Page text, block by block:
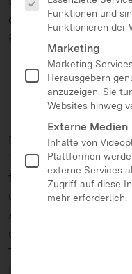
der
Pilotprojekt geprüft.
Die zielgerichtete
Trickfilmprojekt im
fächerbezogenen
und
Ausdrucksfähgikeit
unterstützt die
Trickfilmproduktion
Lernprozesse und
Funktionen und
Funktionieren der
Marketing
Marketing
Herausgebern
anzuzeigen. Sie
Websites hinweg
Externe Medien
Inhalte von
Plattformen
externe Services
Zugriff auf diese
mehr erforderlich.